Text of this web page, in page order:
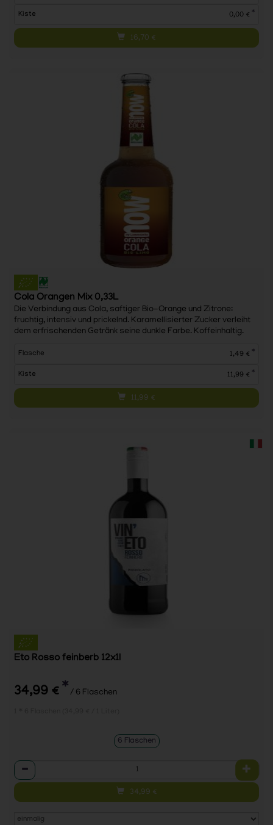
Kiste 0,00 € *
16,70 €
Cola Orangen Mix 0,33L
Die Verbindung aus Cola, saftiger Bio-Orange und Zitrone:
fruchtig, intensiv und prickelnd. Karamellisierter Zucker verleiht
dem erfrischenden Getränk seine dunkle Farbe. Koffeinhaltig.
Flasche 1,49 € *
Kiste 11,99 € *
11,99 €
Eto Rosso feinberb 12x1l
34,99 € * / 6 Flaschen
6 Flaschen
Anzahl
34,99 €